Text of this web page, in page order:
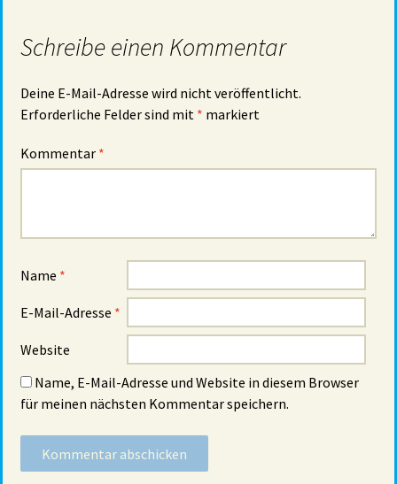
Schreibe einen Kommentar
Deine E-Mail-Adresse wird nicht veröffentlicht.
Erforderliche Felder sind mit * markiert
Kommentar *
Name *
E-Mail-Adresse *
Website
Name, E-Mail-Adresse und Website in diesem Browser
für meinen nächsten Kommentar speichern.